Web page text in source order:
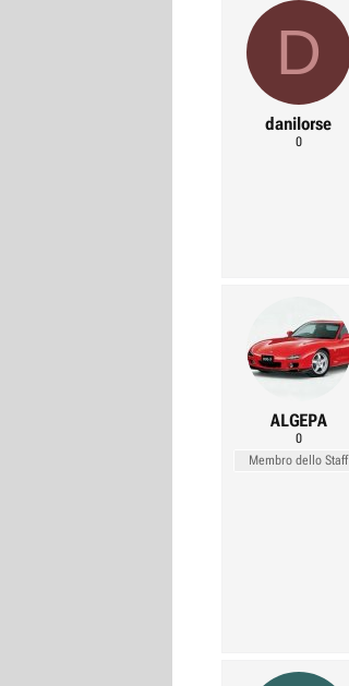
D
danilorse
0
ALGEPA
0
Membro dello Staff